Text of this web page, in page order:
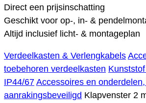
Direct een prijsinschatting
Geschikt voor op-, in- &
Altijd inclusief licht- & montageplan
Verdeelkasten & Verlengkabels
toebehoren verdeelkasten
IP44/67 Accessoires en
aanrakingsbeveiligd Klapvenster 2